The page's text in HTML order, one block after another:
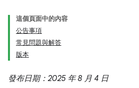
這個頁面中的內容
公告事項
常見問題與解答
版本
發布日期：2025 年 8 月 4 日